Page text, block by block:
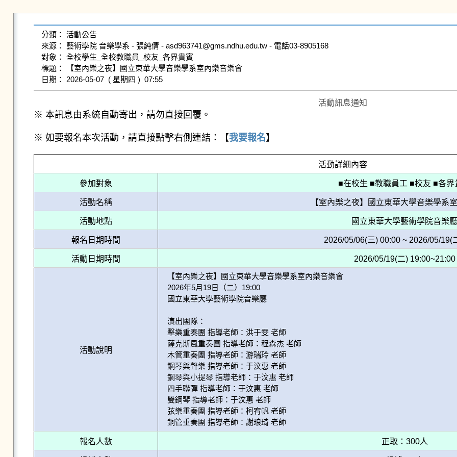
分類： 活動公告
來源： 藝術學院 音樂學系 - 張純倩 - asd963741@gms.ndhu.edu.tw - 電話03-8905168
對象： 全校學生_全校教職員_校友_各界貴賓
標題： 【室內樂之夜】國立東華大學音樂學系室內樂音樂會
日期： 2026-05-07  ( 星期四 )  07:55
活動訊息通知
※ 本訊息由系統自動寄出，請勿直接回覆。
※ 如要報名本次活動，請直接點擊右側連結：【我要報名】
活動詳細內容
參加對象 ■在校生 ■教職員工 ■校友 ■各界
活動名稱 【室內樂之夜】國立東華大學音樂學系
活動地點 國立東華大學藝術學院音樂廳
報名日期時間 2026/05/06(三) 00:00 ~ 2026/05/19(
活動日期時間 2026/05/19(二) 19:00~21:00
活動說明
【室內樂之夜】國立東華大學音樂學系室內樂音樂會
2026年5月19日（二）19:00
國立東華大學藝術學院音樂廳
演出團隊：
擊樂重奏團 指導老師：洪于雯 老師
薩克斯風重奏團 指導老師：程森杰 老師
木管重奏團 指導老師：游瑞玲 老師
鋼琴與聲樂 指導老師：于汶惠 老師
鋼琴與小提琴 指導老師：于汶惠 老師
四手聯彈 指導老師：于汶惠 老師
雙鋼琴 指導老師：于汶惠 老師
弦樂重奏團 指導老師：柯宥帆 老師
銅管重奏團 指導老師：謝琅琦 老師
報名人數 正取：300人